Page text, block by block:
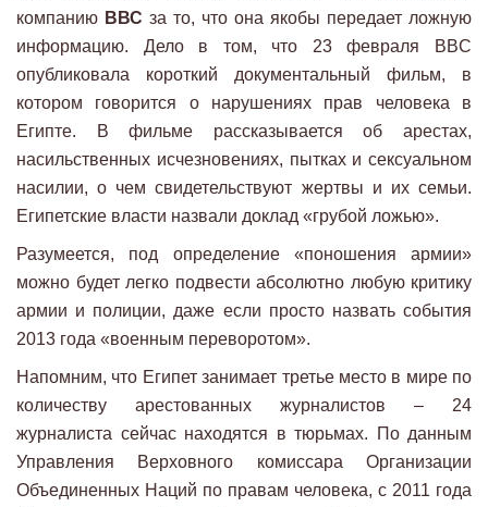
компанию ВВС за то, что она якобы передает ложную
информацию. Дело в том, что 23 февраля BBC
опубликовала короткий документальный фильм, в
котором говорится о нарушениях прав человека в
Египте. В фильме рассказывается об арестах,
насильственных исчезновениях, пытках и сексуальном
насилии, о чем свидетельствуют жертвы и их семьи.
Египетские власти назвали доклад «грубой ложью».
Разумеется, под определение «поношения армии»
можно будет легко подвести абсолютно любую критику
армии и полиции, даже если просто назвать события
2013 года «военным переворотом».
Напомним, что Египет занимает третье место в мире по
количеству арестованных журналистов – 24
журналиста сейчас находятся в тюрьмах. По данным
Управления Верховного комиссара Организации
Объединенных Наций по правам человека, с 2011 года